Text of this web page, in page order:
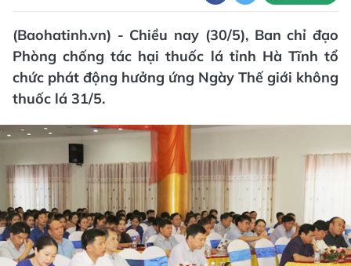
(Baohatinh.vn) - Chiều nay (30/5), Ban chỉ đạo
Phòng chống tác hại thuốc lá tỉnh Hà Tĩnh tổ
chức phát động hưởng ứng Ngày Thế giới không
thuốc lá 31/5.